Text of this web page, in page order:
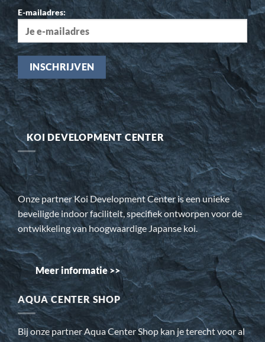
E-mailadres:
KOI DEVELOPMENT CENTER
Onze partner Koi Development Center is een unieke
beveiligde indoor faciliteit, specifiek ontworpen voor de
ontwikkeling van hoogwaardige Japanse koi.
Meer informatie >>
AQUA CENTER SHOP
Bij onze partner Aqua Center Shop kan je terecht voor al